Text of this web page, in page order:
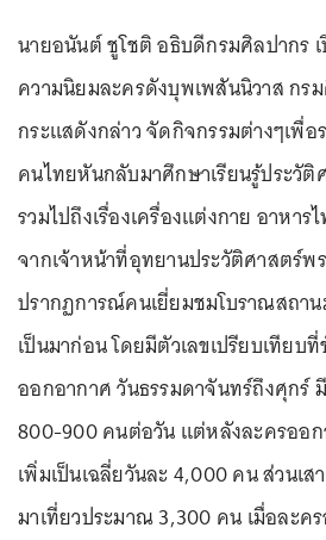
นายอนันต์ ชูโชติ อธิบดีกรมศิลปากร
ความนิยมละครดังบุพเพสันนิวาส ก
กระแสดังกล่าว จัดกิจกรรมต่างๆเพื่
คนไทยหันกลับมาศึกษาเรียนรู้ประวั
รวมไปถึงเรื่องเครื่องแต่งกาย อาหา
จากเจ้าหน้าที่อุทยานประวัติศาสตร์พ
ปรากฏการณ์คนเยี่ยมชมโบราณสถาน
เป็นมาก่อน โดยมีตัวเลขเปรียบเทียบ
ออกอากาศ วันธรรมดาจันทร์ถึงศุกร์
800-900 คนต่อวัน แต่หลังละครออ
เพิ่มเป็นเฉลี่ยวันละ 4,000 คน ส่วนเ
มาเที่ยวประมาณ 3,300 คน เมื่อละ